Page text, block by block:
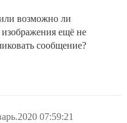
возможно ли
изображения ещё не
сообщение?
07:59:21